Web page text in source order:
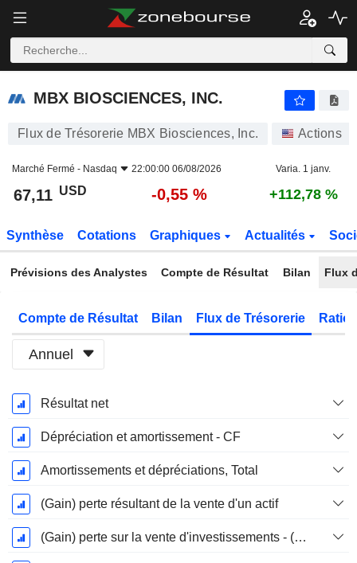
MBX BIOSCIENCES, INC.
MBX BIOSCIENCES, INC.
Flux de Trésorerie MBX Biosciences, Inc. Actions
Marché Fermé - Nasdaq 22:00:00 06/08/2026 Varia. 1 janv.
67,11 USD -0,55 % +112,78 %
Synthèse Cotations Graphiques Actualités
Prévisions des Analystes Compte de Résultat Bilan Flux
Compte de Résultat Bilan Flux de Trésorerie
Annuel
Période
Fiscale:
Décembre
Résultat net
Dépréciation et amortissement - CF
Amortissements et dépréciations, Total
(Gain) perte résultant de la vente d'un actif
(Gain) perte sur la vente d'investissements - (CF)